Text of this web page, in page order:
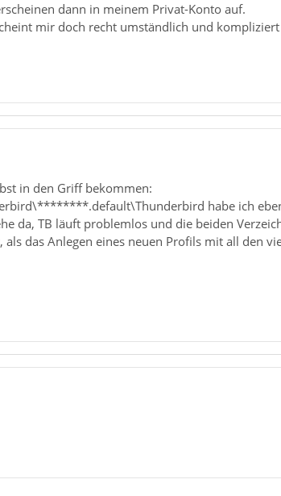
dann in meinem Privat-Konto auf.
mir doch recht umständlich und kompliziert
in den Griff bekommen:
habe ich
da, TB läuft problemlos und die beiden
das Anlegen eines neuen Profils mit all den